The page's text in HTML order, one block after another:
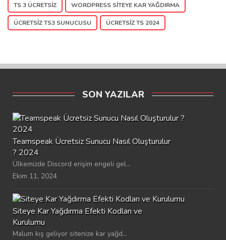
TS 3 ÜCRETSIZ WORDPRESS SITEYE KAR YAĞDIRMA
ÜCRETSIZ TS3 SUNUCUSU ÜCRETSIZ TS 2024
SON YAZILAR
Teamspeak Ücretsiz Sunucu Nasıl Oluşturulur
? 2024
Ülkemizde Discord erişim engeli gel...
Ekim 11, 2024
Siteye Kar Yağdırma Efekti Kodları ve
Kurulumu
Malum kış geliyor sitenize kar yağd...